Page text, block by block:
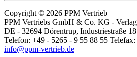
Copyright © 2026 PPM Vertrieb
PPM Vertriebs GmbH & Co. KG -
DE - 32694 Dörentrup, Industriestraße 18
Telefon: +49 - 5265 - 9 55 88 55
info@ppm-vertrieb.de